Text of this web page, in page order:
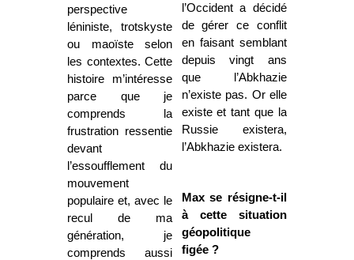
perspective
léniniste, trotskyste
ou maoïste selon
les contextes. Cette
histoire m’intéresse
parce que je
comprends la
frustration ressentie
devant
l’essoufflement du
mouvement
populaire et, avec le
recul de ma
génération, je
comprends aussi
l’Occident a décidé
de gérer ce conflit
en faisant semblant
depuis vingt ans
que l’Abkhazie
n’existe pas. Or elle
existe et tant que la
Russie existera,
l’Abkhazie existera.
Max sе résigne-t-il
à cette situation
géopolitique
figée ?